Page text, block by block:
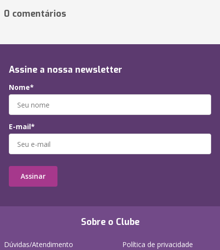
0 comentários
Sobre o Clube
Dúvidas/Atendimento
Política de privacidade
Assine a nossa newsletter
Nome*
E-mail*
Assinar